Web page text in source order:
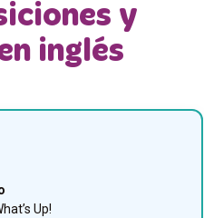
y
inglés
Up!